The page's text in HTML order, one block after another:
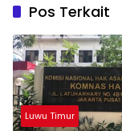
Pos Terkait
Luwu Timur